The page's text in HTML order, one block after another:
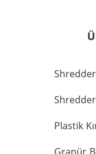
Shredder
Shredder
Plastik